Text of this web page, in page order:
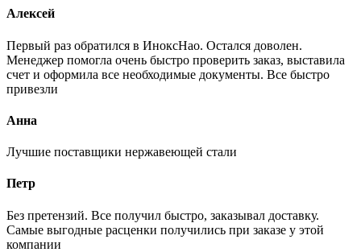
Алексей
Первый раз обратился в ИноксНао. Остался доволен.
Менеджер помогла очень быстро проверить заказ, выставила
счет и оформила все необходимые документы. Все быстро
привезли
Анна
Лучшие поставщики нержавеющей стали
Петр
Без претензий. Все получил быстро, заказывал доставку.
Самые выгодные расценки получились при заказе у этой
компании